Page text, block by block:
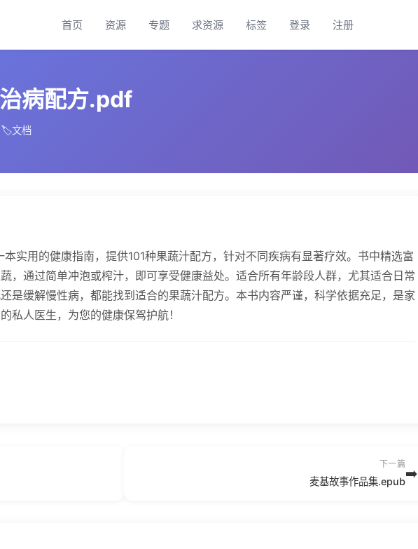
首页 资源 专题 求资源 标签 登录 注册
病配方.pdf
🏷️文档
本实用的健康指南，提供101种果蔬汁配方，针对不同疾病有显著疗效。书中精选富
，通过简单冲泡或榨汁，即可享受健康益处。适合所有年龄段人群，尤其适合日常
是缓解慢性病，都能找到适合的果蔬汁配方。本书内容严谨，科学依据充足，是家
私人医生，为您的健康保驾护航！
下一篇
麦基故事作品集.epub➡️